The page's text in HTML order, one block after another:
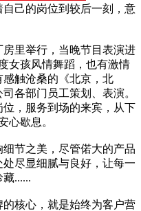
己的岗位到较后一刻，意
里举行，当晚节目表演进
女孩风情舞蹈，也有激情
触沧桑的《北京，北
各部门员工策划、表演。
，服务到场的来宾，从下
心歇息。
节之美，尽管偌大的产品
尽显细腻与良好，让每一
......
核心，就是始终为客户营